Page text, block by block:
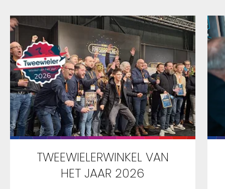
TWEEWIELERWINKEL VAN
HET JAAR 2026